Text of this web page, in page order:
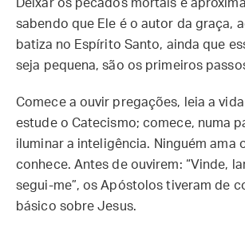
Deixar os pecados mortais e
sabendo que Ele é o autor da graça,
batiza no Espírito Santo, ainda que
seja pequena, são os primeiros
Comece a ouvir pregações, leia a
estude o Catecismo; comece, numa
iluminar a inteligência. Ninguém ama
conhece. Antes de ouvirem: “Vinde,
segui-me”, os Apóstolos tiveram de
básico sobre Jesus.